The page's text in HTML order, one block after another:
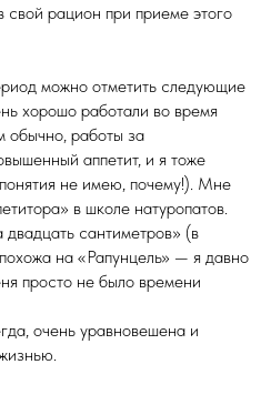
свой рацион при приеме этого
можно отметить следующие
хорошо работали во время
обычно, работы за
аппетит, и я тоже
не имею, почему!). Мне
в школе натуропатов.
сантиметров» (в
на «Рапунцель» — я давно
просто не было времени
очень уравновешена и